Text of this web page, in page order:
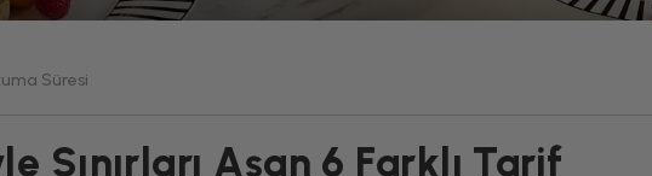
Süresi
Sınırları Aşan 6 Farklı Tarif